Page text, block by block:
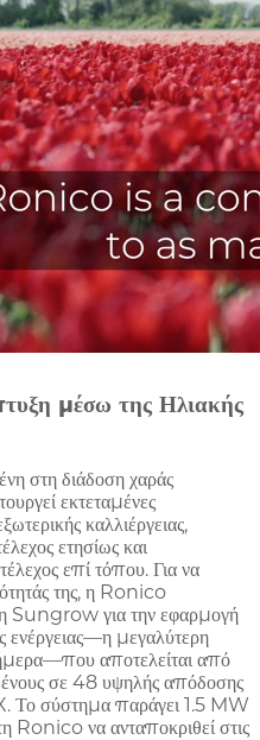
μέσω της Ηλιακής
στη διάδοση χαράς
εκτεταμένες
καλλιέργειας,
ετησίως και
επί τόπου. Για να
της, η Ronico
Sungrow για την εφαρμογή
ενέργειας—η μεγαλύτερη
αποτελείται από
σε 48 υψηλής απόδοσης
Το σύστημα παράγει 1.5 MW
Ronico να ανταποκριθεί στις